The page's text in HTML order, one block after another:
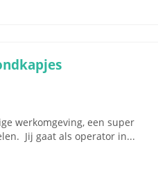
werkomgeving, een super
Jij gaat als operator in...